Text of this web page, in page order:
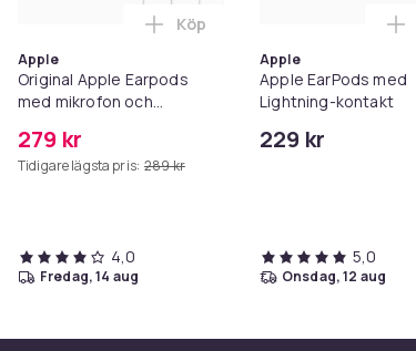
Apple
Original Apple Earpods
med mikrofon och
279 kr
Tidigare lägsta pris: 289 kr
Lägg till Original Apple
Köp
4,0
fredag, 14 aug
Apple
Apple EarPods med
Lightning-kontakt
229 kr
5,0
onsdag, 12 aug